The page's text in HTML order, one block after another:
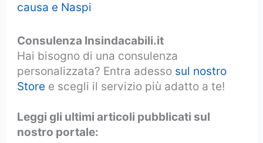
causa e Naspi
Consulenza Insindacabili.it
Hai bisogno di una consulenza
personalizzata? Entra adesso sul nostro
Store e scegli il servizio più adatto a te!
Leggi gli ultimi articoli pubblicati sul
nostro portale: